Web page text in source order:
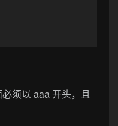
须以 aaa 开头，且